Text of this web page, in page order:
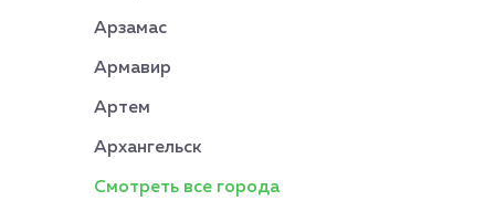
Арзамас
Армавир
Артем
Архангельск
Смотреть все города